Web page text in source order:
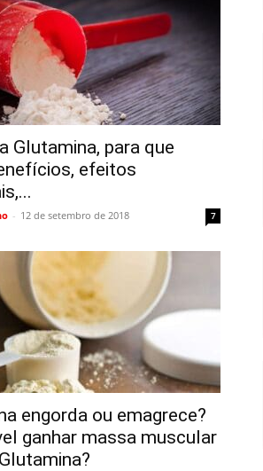
Glutamina, para que
efeitos
- 12 de setembro de 2018 7
engorda ou emagrece?
ganhar massa muscular